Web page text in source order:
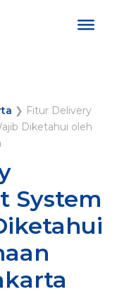
❯ Fitur Delivery
Diketahui oleh
System